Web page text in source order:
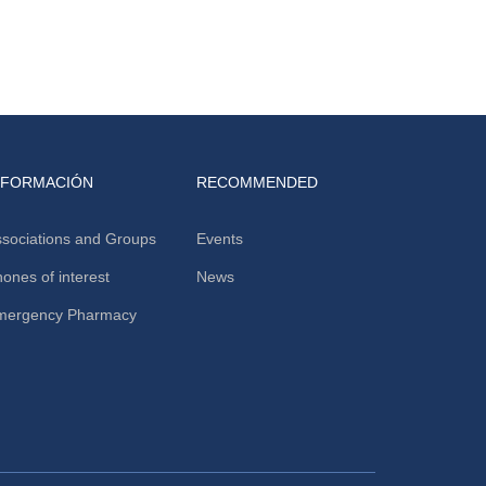
and Groups
of interest
Pharmacy
RECOMMENDED
Events
News